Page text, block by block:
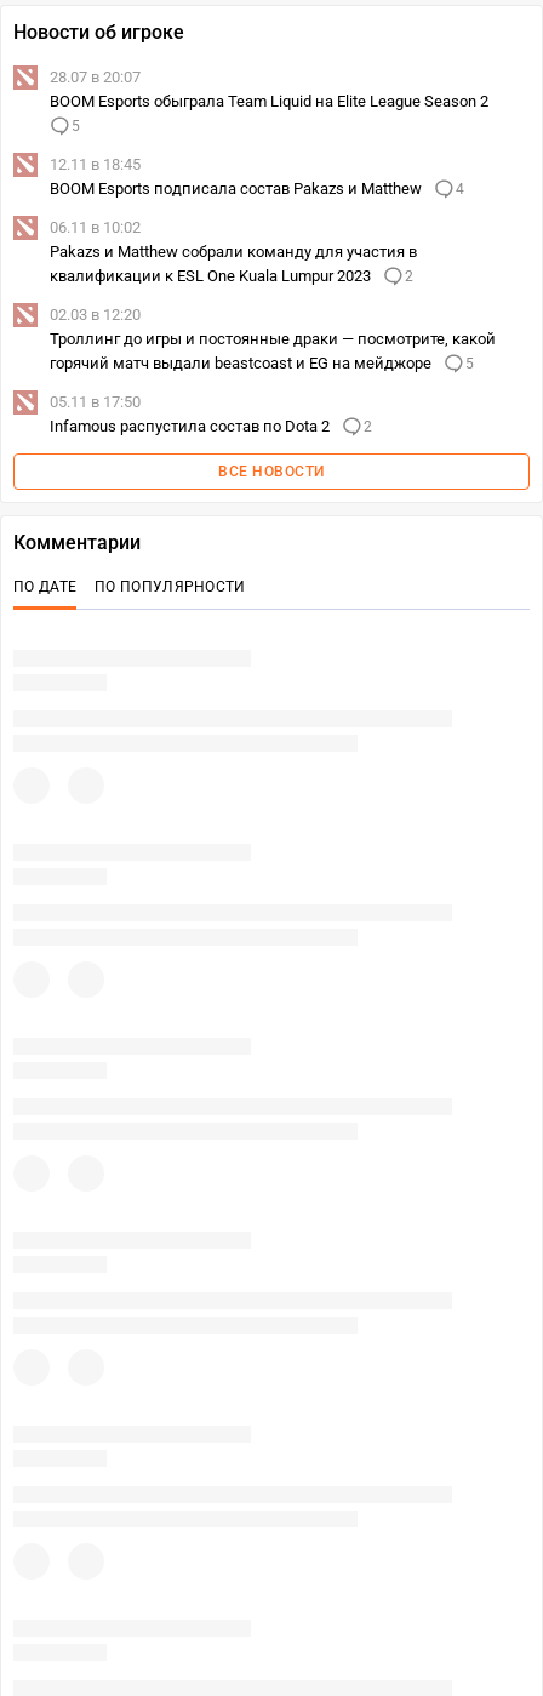
Новости об игроке
28.07 в 20:07
BOOM Esports обыграла Team Liquid на Elite League Season 2
5
12.11 в 18:45
BOOM Esports подписала состав Pakazs и Matthew
4
06.11 в 10:02
Pakazs и Matthew собрали команду для участия в
квалификации к ESL One Kuala Lumpur 2023
2
02.03 в 12:20
Троллинг до игры и постоянные драки — посмотрите, какой
горячий матч выдали beastcoast и EG на мейджоре
5
05.11 в 17:50
Infamous распустила состав по Dota 2
2
ВСЕ НОВОСТИ
Комментарии
ПО ДАТЕ ПО ПОПУЛЯРНОСТИ